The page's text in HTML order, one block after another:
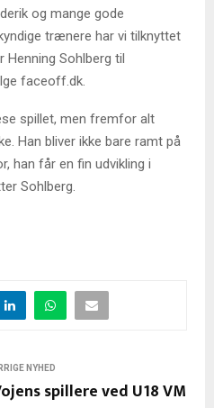
og mange gode
trænere har vi tilknyttet
Sohlberg til
faceoff.dk.
spillet, men fremfor alt
Han bliver ikke bare ramt på
han får en fin udvikling i
Sohlberg.
NYHED
spillere ved U18 VM